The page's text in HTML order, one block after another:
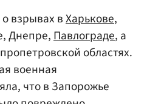
взрывах вХарькове,
Днепре,Павлограде, а
областях.
военная
что в Запорожье